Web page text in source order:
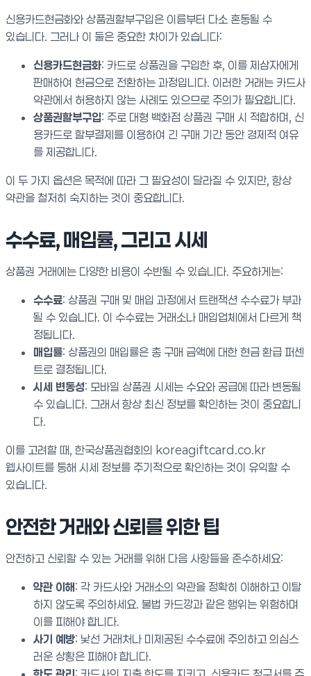
신용카드현금화와 상품권할부구입은 이름부터 다소 혼동될 수
있습니다. 그러나 이 둘은 중요한 차이가 있습니다:
신용카드현금화: 카드로 상품권을 구입한 후, 이를 제삼자에게
판매하여 현금으로 전환하는 과정입니다. 이러한 거래는 카드사
약관에서 허용하지 않는 사례도 있으므로 주의가 필요합니다.
상품권할부구입: 주로 대형 백화점 상품권 구매 시 적합하며, 신
용카드로 할부결제를 이용하여 긴 구매 기간 동안 경제적 여유
를 제공합니다.
이 두 가지 옵션은 목적에 따라 그 필요성이 달라질 수 있지만, 항상
약관을 철저히 숙지하는 것이 중요합니다.
수수료, 매입률, 그리고 시세
상품권 거래에는 다양한 비용이 수반될 수 있습니다. 주요하게는:
수수료: 상품권 구매 및 매입 과정에서 트랜잭션 수수료가 부과
될 수 있습니다. 이 수수료는 거래소나 매입업체에서 다르게 책
정됩니다.
매입률: 상품권의 매입률은 총 구매 금액에 대한 현금 환급 퍼센
트로 결정됩니다.
시세 변동성: 모바일 상품권 시세는 수요와 공급에 따라 변동될
수 있습니다. 그래서 항상 최신 정보를 확인하는 것이 중요합니
다.
이를 고려할 때, 한국상품권협회의 koreagiftcard.co.kr
웹사이트를 통해 시세 정보를 주기적으로 확인하는 것이 유익할 수
있습니다.
안전한 거래와 신뢰를 위한 팁
안전하고 신뢰할 수 있는 거래를 위해 다음 사항들을 준수하세요:
약관 이해: 각 카드사와 거래소의 약관을 정확히 이해하고 이탈
하지 않도록 주의하세요. 불법 카드깡과 같은 행위는 위험하며
이를 피해야 합니다.
사기 예방: 낯선 거래처나 미제공된 수수료에 주의하고 의심스
러운 상황은 피해야 합니다.